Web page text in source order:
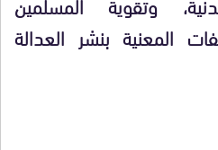
المعنية بنشر العدالة